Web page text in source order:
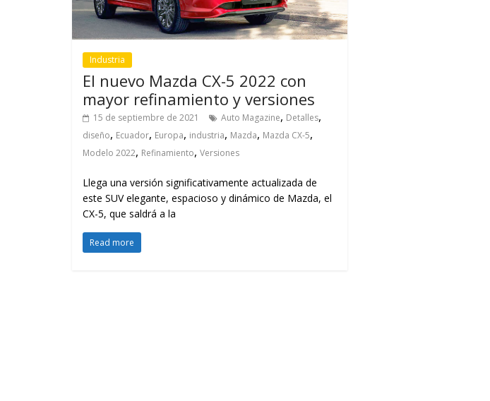
Industria
El nuevo Mazda CX-5 2022 con
mayor refinamiento y versiones
15 de septiembre de 2021 Auto Magazine, Detalles,
diseño, Ecuador, Europa, industria, Mazda, Mazda CX-5,
Modelo 2022, Refinamiento, Versiones
Llega una versión significativamente actualizada de
este SUV elegante, espacioso y dinámico de Mazda, el
CX-5, que saldrá a la
Read more